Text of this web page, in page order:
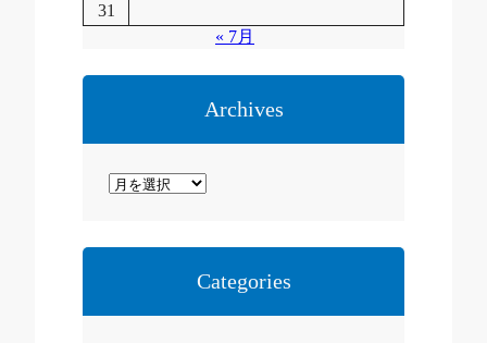
31
« 7月
Archives
ア
カ
Categories